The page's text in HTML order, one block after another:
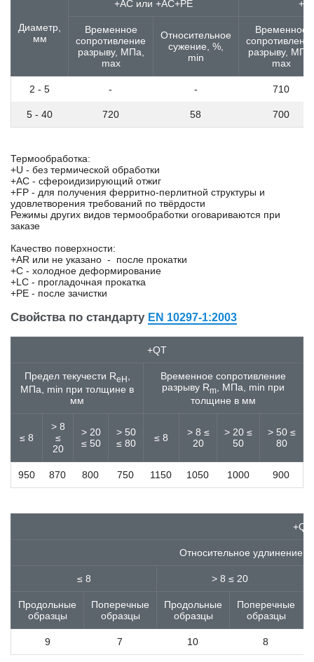
60Г
60С2А
61SiCr7
6ХС
70
75Ni8
7CrMoVTiB10-10
7CrWVMoNb9-6
80CrV2
8MnSi7
8MoB5-4
8Х3
8Х4В2С2МФ2
9Х13Н6ЛК4-ВИ
9Х2МФ
A20
C100S
C10C
C10D
C15
C15D2
Диаметр,
мм
+AC или +AC+PE
Временное
сопротивление
разрыву, МПа,
max
Относительное
сужение, %,
min
Временное
разрыву, МПа,
max
2 - 5 - - 710
5 - 40 720 58 700
Термообработка:
+U - без термической обработки
+AC - сфероидизирующий отжиг
+FP - для получения ферритно-перлитной структуры и
удовлетворения требований по твёрдости
Режимы других видов термообработки оговариваются при
заказе
Качество поверхности:
+AR или не указано - после прокатки
+C - холодное деформирование
+LC - прогладочная прокатка
+PE - после зачистки
Свойства по стандарту EN 10297-1:2003
+QT
Предел текучести ReH
МПа, min при толщине в
мм
Временное сопротивление
разрыву Rm
, МПа, min при
толщине в мм
≤ 8
> 8
≤
20
> 20
≤ 50
> 50
≤ 80
≤ 8
> 8 ≤
20
> 20 ≤
50
> 50 ≤
80
950 870 800 750 1150 1050 1000 900
+QT
Относительное удлинение,
≤ 8 > 8 ≤ 20
Продольные
образцы
Поперечные
образцы
Продольные
образцы
Поперечные
образцы
9 7 10 8